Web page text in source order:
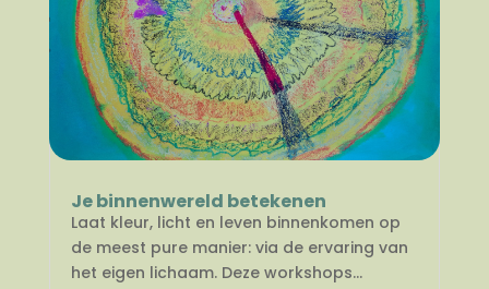
Je binnenwereld betekenen
Laat kleur, licht en leven binnenkomen op
de meest pure manier: via de ervaring van
het eigen lichaam. Deze workshops...